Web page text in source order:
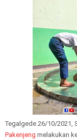
Tegalgede 26/10/2021,
Pakenjeng melakukan